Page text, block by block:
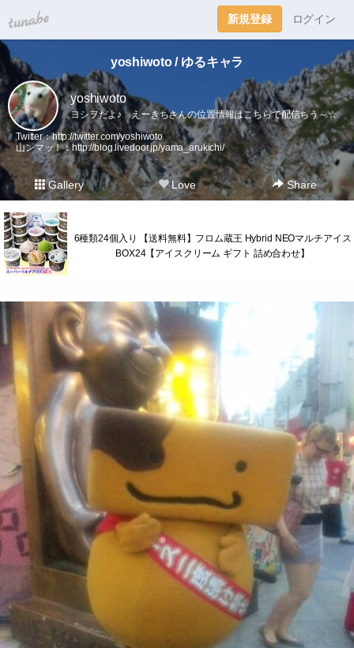
tuna.be 新規登録 ログイン
yoshiwoto / ゆるキャラ
yoshiwoto
ヨシヲだよ♪ えーきちさんの位置情報はこちらで配信ちう～☆
Twitter：http://twitter.com/yoshiwoto
山ンマッ！：http://blog.livedoor.jp/yama_arukichi/
Gallery Love Share
6種類24個入り 【送料無料】フロム蔵王 Hybrid NEOマルチアイス
BOX24【アイスクリーム ギフト 詰め合わせ】